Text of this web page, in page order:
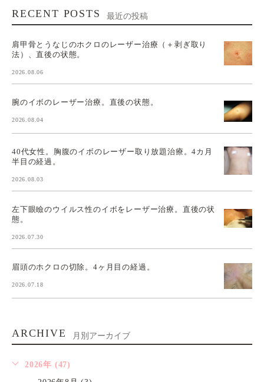
RECENT POSTS 最近の投稿
肩甲骨とうなじのホクロのレーザー治療（＋剥ぎ取り
法）、直後の状態。
2026.08.06
腕のイボのレーザー治療。直後の状態。
2026.08.04
40代女性。胸腹のイボのレーザー取り放題治療。4カ月
半目の経過。
2026.08.03
左下眼瞼のウイルス性のイボをレーザー治療。直後の状
態。
2026.07.30
眉頭のホクロの切除。4ヶ月目の経過。
2026.07.18
ARCHIVE 月別アーカイブ
2026年 (47)